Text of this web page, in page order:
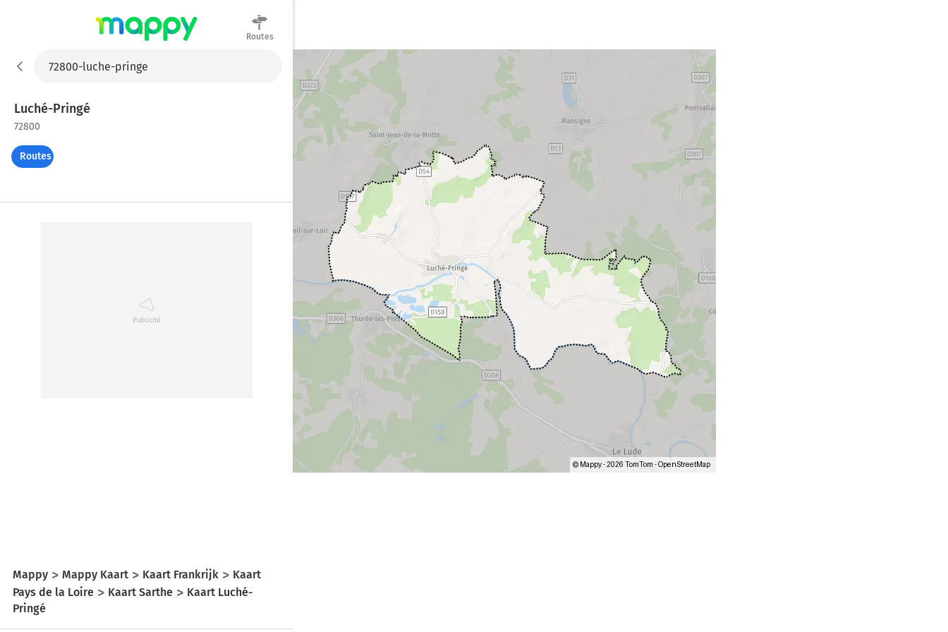
Routes
Luché-Pringé
72800
Routes
Mappy Mappy Kaart Kaart Frankrijk
Kaart
Pays de la Loire
Kaart Sarthe
Kaart Luché-
Pringé